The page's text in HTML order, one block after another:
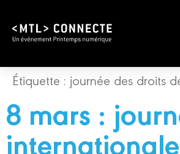
Étiquette : journée des droits
8 mars :